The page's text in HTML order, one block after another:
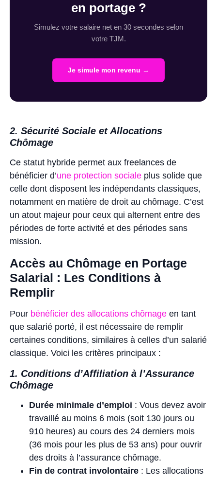
en portage ?
Simulez votre salaire net en 30 secondes selon
votre TJM.
Je simule mon revenu →
2. Sécurité Sociale et Allocations
Chômage
Ce statut hybride permet aux freelances de
bénéficier d’une protection sociale plus solide que
celle dont disposent les indépendants classiques,
notamment en matière de droit au chômage. C’est
un atout majeur pour ceux qui alternent entre des
périodes de forte activité et des périodes sans
mission.
Accès au Chômage en Portage
Salarial : Les Conditions à
Remplir
Pour bénéficier des allocations chômage en tant
que salarié porté, il est nécessaire de remplir
certaines conditions, similaires à celles d’un salarié
classique. Voici les critères principaux :
1. Conditions d’Affiliation à l’Assurance
Chômage
Durée minimale d’emploi : Vous devez avoir
travaillé au moins 6 mois (soit 130 jours ou
910 heures) au cours des 24 derniers mois
(36 mois pour les plus de 53 ans) pour ouvrir
des droits à l’assurance chômage.
Fin de contrat involontaire : Les allocations